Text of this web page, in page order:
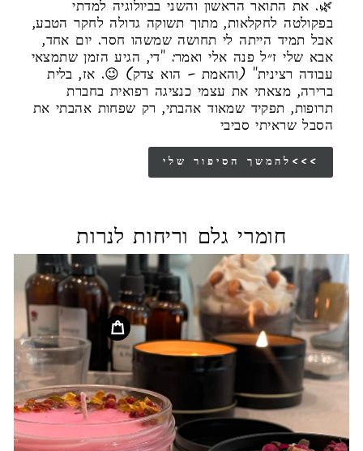
🌿. את התואר הראשון והשני בביולוגיה למדתי
בפקולטה לחקלאות, מתוך תשוקה גדולה לחקר הטבע,
אבל תמיד הייתה לי תחושה שמשהו חסר. יום אחד,
אבא שלי ז״ל פנה אלי ואמר: "די, הגיע הזמן שתמצאי
עבודה רצינית" (והאמת – הוא צדק) 😉. אז, בלית
ברירה, מצאתי את עצמי כנציגה רפואית בחברת
תרופות, תפקיד שמאוד אהבתי, רק שפחות אהבתי את
הסבל שראיתי סביבי
להמשך הסיפור שלי<<<
חומרי גלם וריחות לנרות